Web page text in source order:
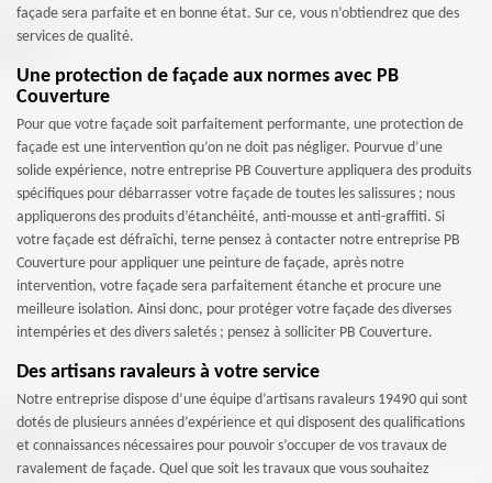
façade sera parfaite et en bonne état. Sur ce, vous n’obtiendrez que des
services de qualité.
Une protection de façade aux normes avec PB
Couverture
Pour que votre façade soit parfaitement performante, une protection de
façade est une intervention qu’on ne doit pas négliger. Pourvue d’une
solide expérience, notre entreprise PB Couverture appliquera des produits
spécifiques pour débarrasser votre façade de toutes les salissures ; nous
appliquerons des produits d’étanchéité, anti-mousse et anti-graffiti. Si
votre façade est défraîchi, terne pensez à contacter notre entreprise PB
Couverture pour appliquer une peinture de façade, après notre
intervention, votre façade sera parfaitement étanche et procure une
meilleure isolation. Ainsi donc, pour protéger votre façade des diverses
intempéries et des divers saletés ; pensez à solliciter PB Couverture.
Des artisans ravaleurs à votre service
Notre entreprise dispose d’une équipe d’artisans ravaleurs 19490 qui sont
dotés de plusieurs années d’expérience et qui disposent des qualifications
et connaissances nécessaires pour pouvoir s’occuper de vos travaux de
ravalement de façade. Quel que soit les travaux que vous souhaitez